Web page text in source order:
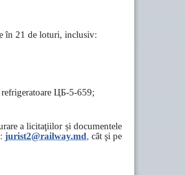
în 21 de loturi, inclusiv:
ЦБ-5-659;
a licitaţiilor și documentele
jurist2@railway.md, cât şi pe